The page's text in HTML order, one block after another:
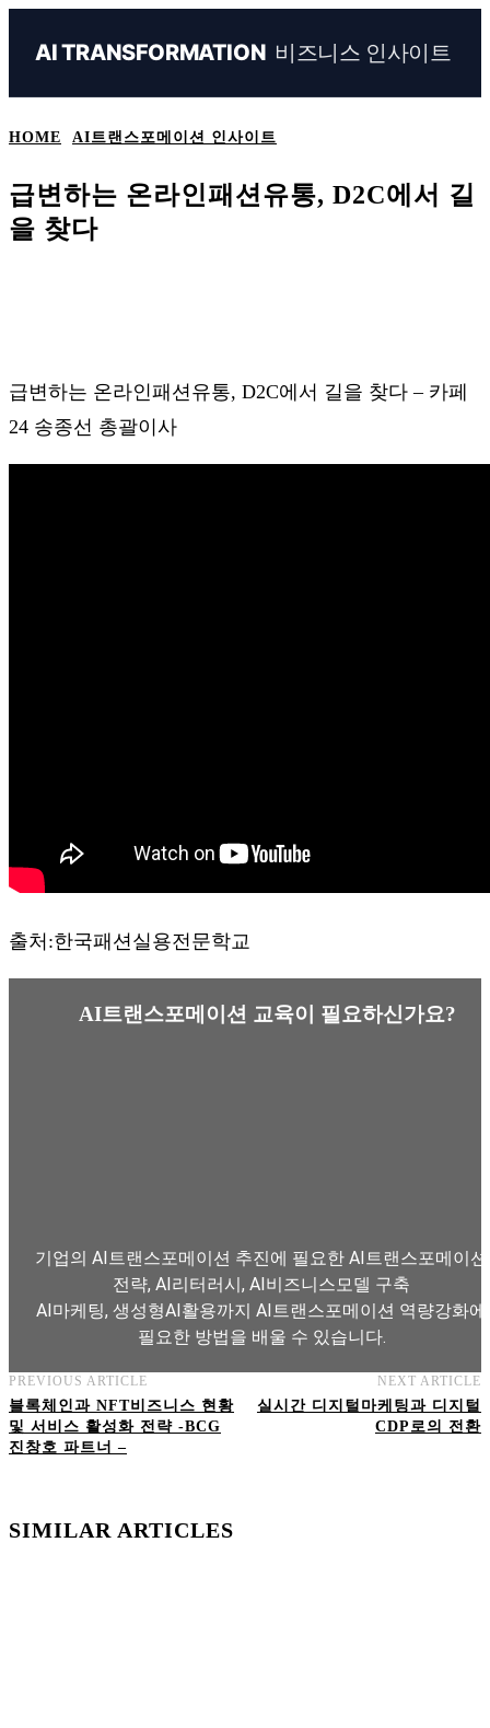
AI TRANSFORMATION 비즈니스 인사이트
HOME AI트랜스포메이션 인사이트
급변하는 온라인패션유통, D2C에서 길
을 찾다
급변하는 온라인패션유통, D2C에서 길을 찾다 – 카페
24 송종선 총괄이사
출처:한국패션실용전문학교
AI트랜스포메이션 교육이 필요하신가요?
기업의 AI트랜스포메이션 추진에 필요한 AI트랜스포메이션
전략, AI리터러시, AI비즈니스모델 구축
AI마케팅, 생성형AI활용까지 AI트랜스포메이션 역량강화에
필요한 방법을 배울 수 있습니다.
AI트랜스포메이션 아카데미 교육과정 보기
PREVIOUS ARTICLE
블록체인과 NFT비즈니스 현황
및 서비스 활성화 전략 -BCG
진창호 파트너 –
NEXT ARTICLE
실시간 디지털마케팅과 디지털
CDP로의 전환
SIMILAR ARTICLES